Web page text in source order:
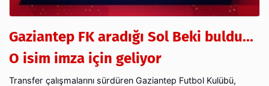
Gaziantep FK aradığı Sol Beki buldu...
O isim imza için geliyor
Transfer çalışmalarını sürdüren Gaziantep Futbol Kulübü,